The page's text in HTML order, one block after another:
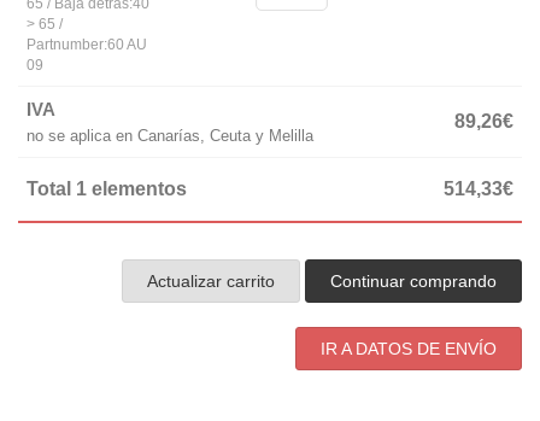
65 / Baja detrás:40
> 65 /
Partnumber:60 AU
09
IVA
no se aplica en Canarías, Ceuta y Melilla
89,26€
Total 1 elementos 514,33€
Actualizar carrito Continuar comprando
IR A DATOS DE ENVÍO